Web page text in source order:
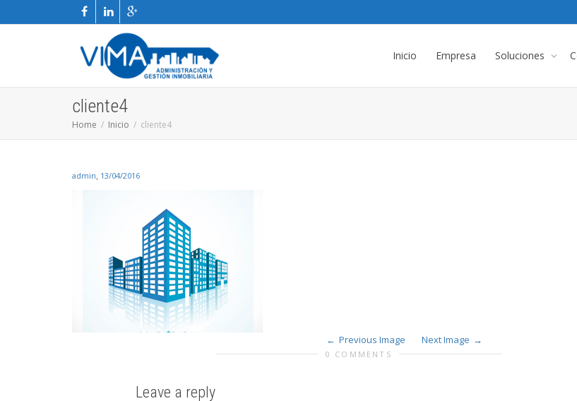
Inicio Empresa Soluciones
cliente4
Home Inicio cliente4
admin, 13/04/2016
Previous Image Next Image
0 COMMENTS
Leave a reply